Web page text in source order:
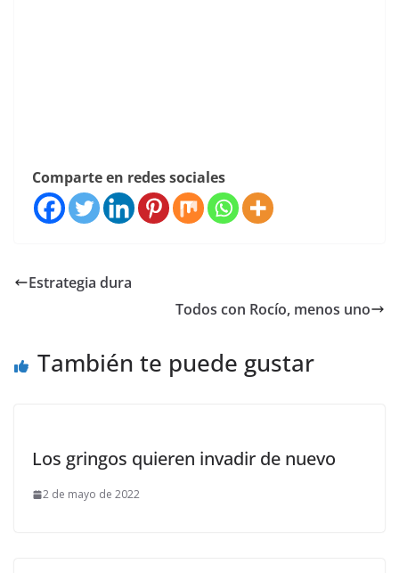
Comparte en redes sociales
Estrategia dura
Todos con Rocío, menos uno
También te puede gustar
Los gringos quieren invadir de nuevo
2 de mayo de 2022